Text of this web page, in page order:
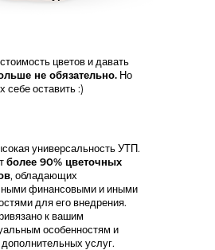
цветов и давать
не обязательно. Но
себе оставить :)
универсальность УТП.
более 90% цветочных
, обладающих
финансовыми и иными
для его внедрения.
к вашим
особенностям и
услуг.